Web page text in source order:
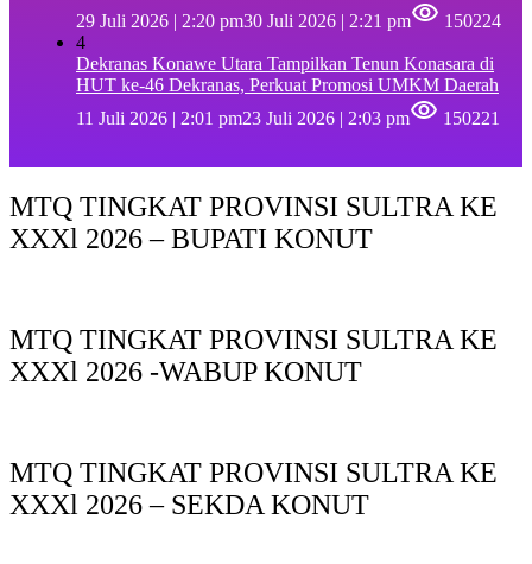
29 Juli 2026 | 2:20 pm30 Juli 2026 | 2:21 pm
150224
4
Dekranas Konawe Utara Tampilkan Tenun Konasara di
HUT ke-46 Dekranas, Perkuat Promosi UMKM Daerah
11 Juli 2026 | 2:01 pm23 Juli 2026 | 2:03 pm 150221
MTQ TINGKAT PROVINSI SULTRA KE
XXXl 2026 – BUPATI KONUT
MTQ TINGKAT PROVINSI SULTRA KE
XXXl 2026 -WABUP KONUT
MTQ TINGKAT PROVINSI SULTRA KE
XXXl 2026 – SEKDA KONUT